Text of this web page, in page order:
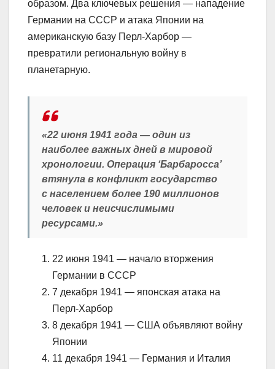
образом. Два ключевых решения — нападение
Германии на СССР и атака Японии на
американскую базу Перл-Харбор —
превратили региональную войну в
планетарную.
«22 июня 1941 года — один из
наиболее важных дней в мировой
хронологии. Операция ‘Барбаросса’
втянула в конфликт государство
с населением более 190 миллионов
человек и неисчислимыми
ресурсами.»
22 июня 1941 — начало вторжения
Германии в СССР
7 декабря 1941 — японская атака на
Перл-Харбор
8 декабря 1941 — США объявляют войну
Японии
11 декабря 1941 — Германия и Италия